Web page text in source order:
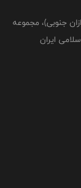
جنوبی)، مجموعه
ایران